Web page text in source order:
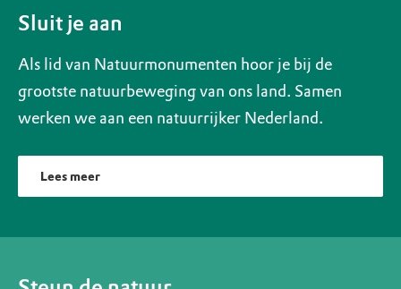
Sluit je aan
Als lid van Natuurmonumenten hoor je bij de
grootste natuurbeweging van ons land. Samen
werken we aan een natuurrijker Nederland.
Lees meer